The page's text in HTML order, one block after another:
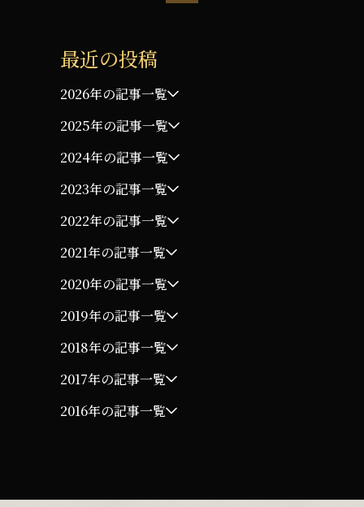
最近の投稿
2026年の記事一覧
2025年の記事一覧
2024年の記事一覧
2023年の記事一覧
2022年の記事一覧
2021年の記事一覧
2020年の記事一覧
2019年の記事一覧
2018年の記事一覧
2017年の記事一覧
2016年の記事一覧